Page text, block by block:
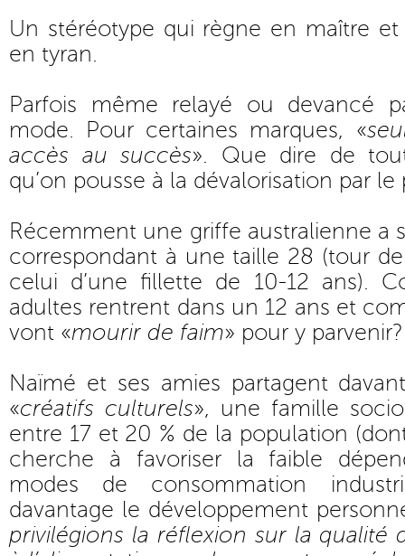
Un stéréotype qui règne en maître
en tyran.
Parfois même relayé ou devancé
mode. Pour certaines marques, «
accès au succès». Que dire de
qu’on pousse à la dévalorisation par le
Récemment une griffe australienne a
correspondant à une taille 28 (tour
celui d’une fillette de 10-12 ans).
adultes rentrent dans un 12 ans et
vont «mourir de faim» pour y parvenir?
Naïmé et ses amies partagent
«créatifs culturels», une famille
entre 17 et 20 % de la population
cherche à favoriser la faible
modes de consommation
davantage le développement
privilégions la réflexion sur la qualité